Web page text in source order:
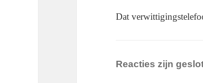
Dat
Reacties zijn